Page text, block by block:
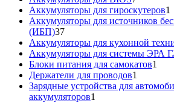
товаров
Аккумуляторы для гироскутеров1
Аккумуляторы для источников
(ИБП)3737
товаров
Аккумуляторы для кухонной
Аккумуляторы для системы
Блоки питания для самокатов1
Держатели для проводов1
товар
Зарядные устройства для
аккумуляторов1